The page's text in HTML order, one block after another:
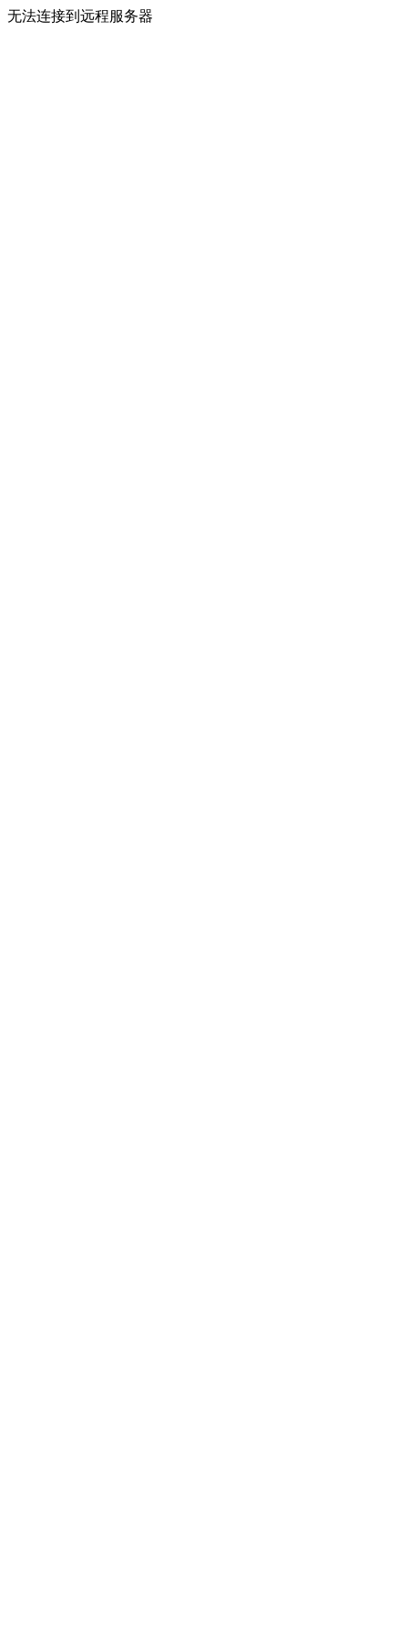
无法连接到远程服务器